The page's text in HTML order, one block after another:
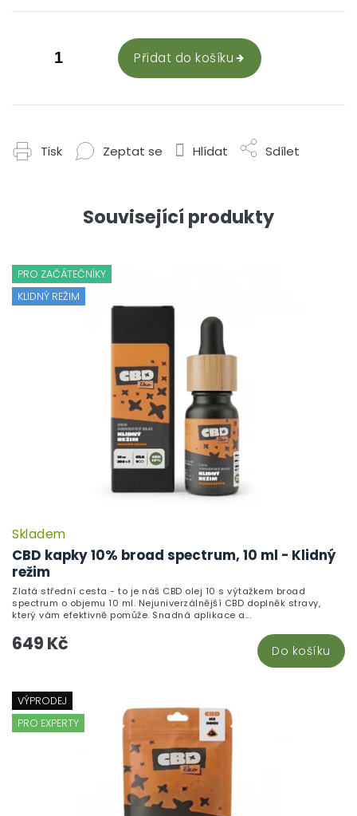
Přidat do košíku
Tisk Zeptat se Hlídat Sdílet
Související produkty
PRO ZAČÁTEČNÍKY
KLIDNÝ REŽIM
CBD kapky 10% broad spectrum, 10 ml - Klidný
režim
Skladem
649 Kč Do košíku
Zlatá střední cesta - to je náš CBD olej 10 s výtažkem broad
spectrum o objemu 10 ml. Nejuniverzálnější CBD doplněk stravy,
který vám efektivně pomůže. Snadná aplikace a...
VÝPRODEJ
PRO EXPERTY